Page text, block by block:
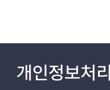
개인정보처